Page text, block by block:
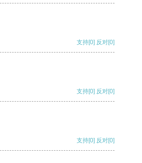
支持[0] 反对[0]
支持[0] 反对[0]
支持[0] 反对[0]